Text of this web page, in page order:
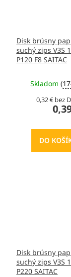
Disk brúsny
suchý zips V3S
P120 F8 SAITAC
Skladom (
0,32 € bez
DO
Disk brúsny
suchý zips V3S
P220 SAITAC